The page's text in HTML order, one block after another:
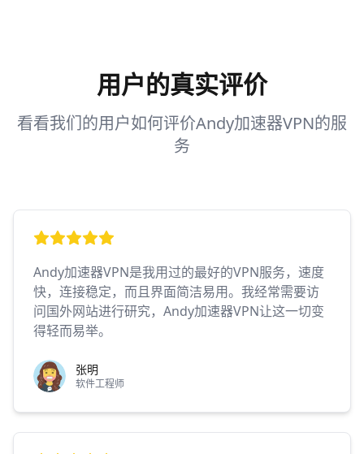
用户的真实评价
看看我们的用户如何评价Andy加速器VPN的服
务
Andy加速器VPN是我用过的最好的VPN服务，速度
快，连接稳定，而且界面简洁易用。我经常需要访
问国外网站进行研究，Andy加速器VPN让这一切变
得轻而易举。
张明
软件工程师